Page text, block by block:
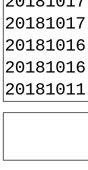
20181017
20181016
20181016
20181011